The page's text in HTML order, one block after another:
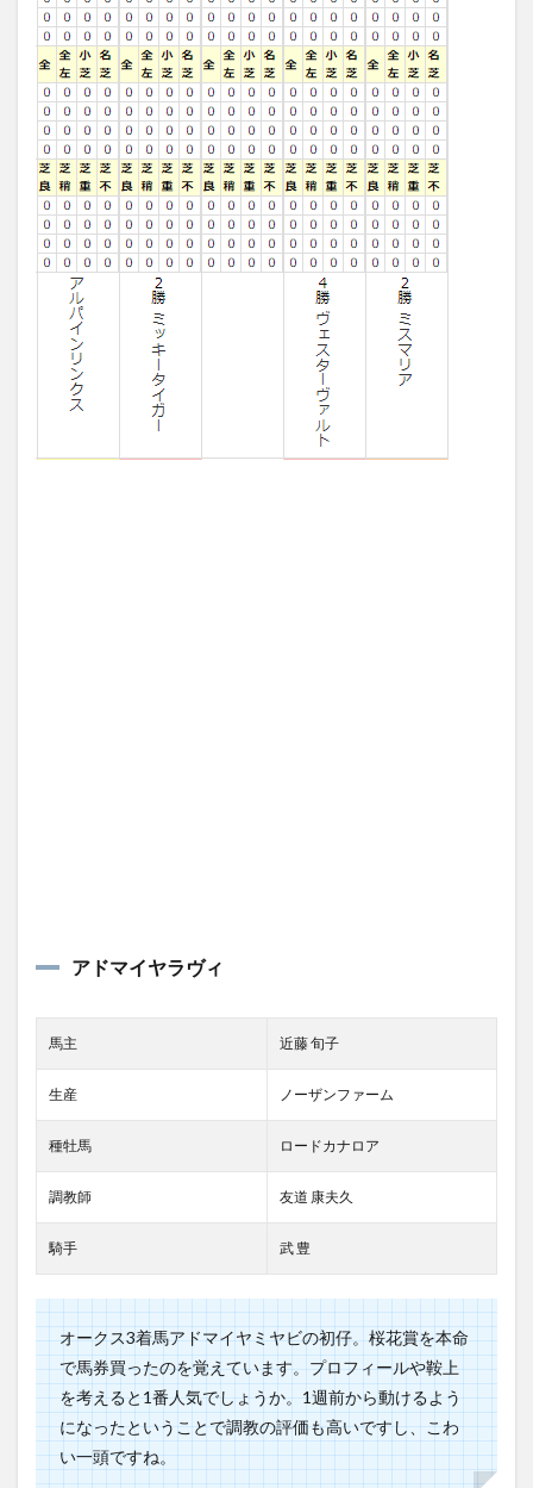
アドマイヤラヴィ
馬主 近藤 旬子
生産 ノーザンファーム
種牡馬 ロードカナロア
調教師 友道 康夫久
騎手 武 豊
オークス3着馬アドマイヤミヤビの初仔。桜花賞を本命
で馬券買ったのを覚えています。プロフィールや鞍上
を考えると1番人気でしょうか。1週前から動けるよう
になったということで調教の評価も高いですし、こわ
い一頭ですね。